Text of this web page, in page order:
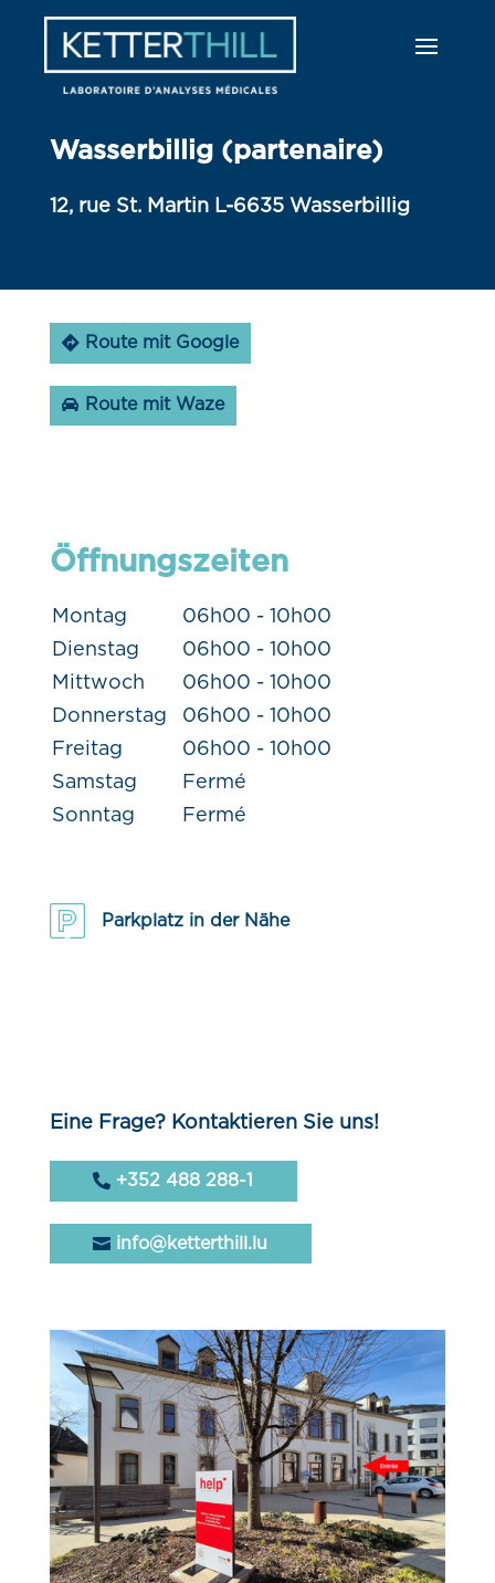
Wasserbillig (partenaire)
12, rue St. Martin L-6635 Wasserbillig
Route mit Google
Route mit Waze
Öffnungszeiten
Montag
06h00 - 10h00
Dienstag
06h00 - 10h00
Mittwoch
06h00 - 10h00
Donnerstag
06h00 - 10h00
Freitag
06h00 - 10h00
Samstag
Fermé
Sonntag
Fermé
Parkplatz in der Nähe
Eine Frage? Kontaktieren Sie uns!
+352 488 288-1
info@ketterthill.lu